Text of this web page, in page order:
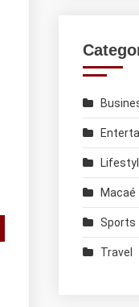
Macaé
Sports
Travel